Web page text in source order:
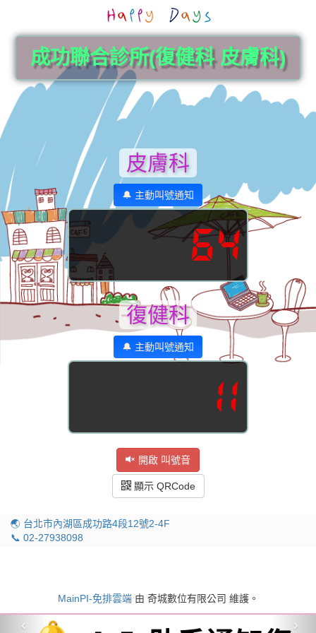
成功聯合診所(復健科 皮膚科)
皮膚科
🔔 主動叫號通知
64
復健科
🔔 主動叫號通知
11
開啟 叫號音
顯示 QRCode
🌏 台北市內湖區成功路4段12號2-4F
📞 02-27938098
‹ ›
MainPI-免排雲端由 奇城數位有限公司 維護。